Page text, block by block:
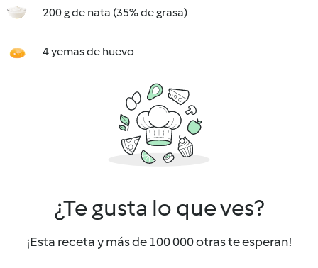
200 g de nata (35% de grasa)
4 yemas de huevo
¿Te gusta lo que ves?
¡Esta receta y más de 100 000 otras te esperan!